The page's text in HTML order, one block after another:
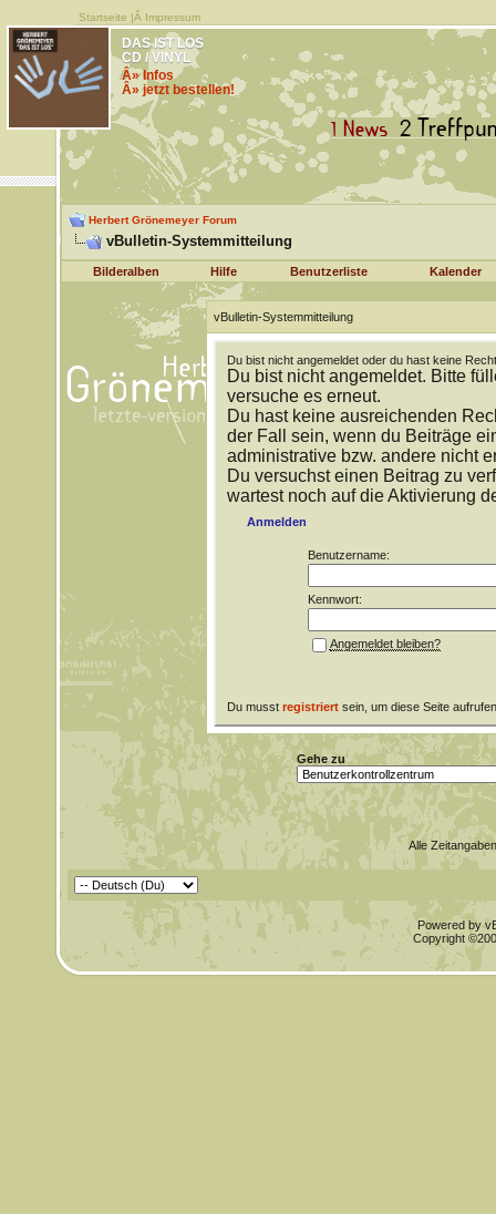
Startseite |Â Impressum
DAS IST LOS
CD / VINYL
Â» Infos
Â» jetzt bestellen!
Herbert Grönemeyer Forum
vBulletin-Systemmitteilung
Bilderalben Hilfe Benutzerliste Kalender
vBulletin-Systemmitteilung
Du bist nicht angemeldet oder du hast keine
Du bist nicht angemeldet. Bitte
versuche es erneut.
Du hast keine ausreichenden
der Fall sein, wenn du Beiträge
administrative bzw. andere nicht
Du versuchst einen Beitrag zu
wartest noch auf die Aktivierung
Anmelden
Benutzername:
Kennwort:
Angemeldet bleiben?
Du musst registriertsein, um diese Seite
Gehe zu
Alle
Powered by
Copyright